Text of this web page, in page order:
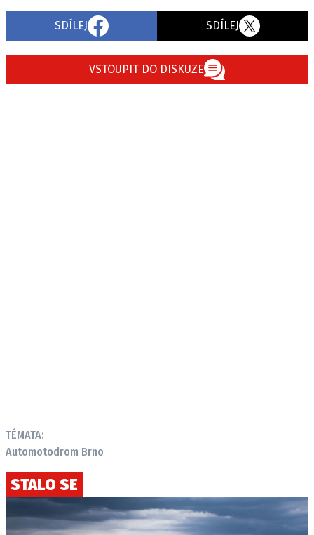
SDÍLEJ SDÍLEJ
VSTOUPIT DO DISKUZE
TÉMATA:
Automotodrom Brno
STALO SE